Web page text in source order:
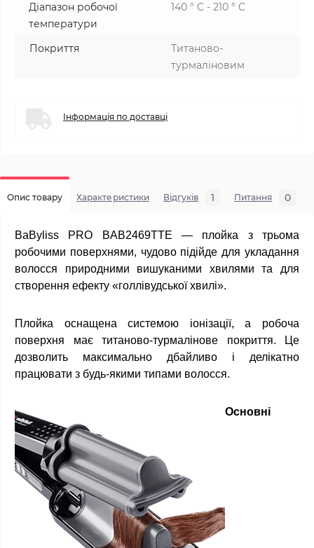
Діапазон робочої
температури
140 ° C - 210 ° C
Покриття
Титаново-
турмаліновим
Інформація по доставці
Опис товару Характеристики Відгуків 1 Питання 0
BaByliss PRO BAB2469TTE — плойка з трьома
робочими поверхнями, чудово підійде для укладання
волосся природними вишуканими хвилями та для
створення ефекту «голлівудської хвилі».
Плойка оснащена системою іонізації, а робоча
поверхня має титаново-турмалінове покриття. Це
дозволить максимально дбайливо і делікатно
працювати з будь-якими типами волосся.
Основні